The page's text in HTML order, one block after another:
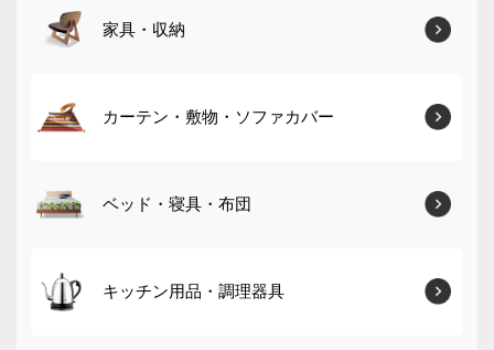
家具・収納
カーテン・敷物・ソファカバー
ベッド・寝具・布団
キッチン用品・調理器具